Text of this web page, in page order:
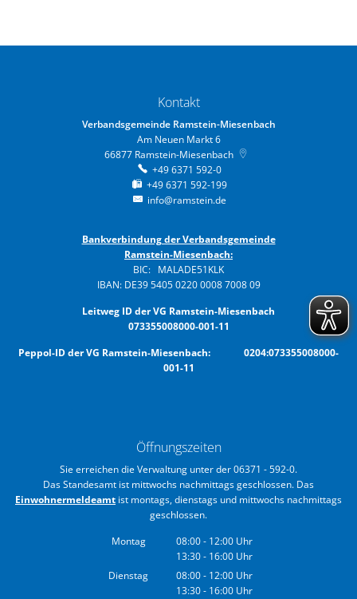
Kontakt
Verbandsgemeinde Ramstein-Miesenbach
Am Neuen Markt 6
66877 Ramstein-Miesenbach
+49 6371 592-0
+49 6371 592-199
info@ramstein.de
Bankverbindung der Verbandsgemeinde
Ramstein-Miesenbach:
BIC: MALADE51KLK
IBAN: DE39 5405 0220 0008 7008 09
Leitweg ID der VG Ramstein-Miesenbach
073355008000-001-11
Peppol-ID der VG Ramstein-Miesenbach: 0204:073355008000-
001-11
Öffnungszeiten
Sie erreichen die Verwaltung unter der 06371 - 592-0.
Das Standesamt ist mittwochs nachmittags geschlossen. Das
Einwohnermeldeamt ist montags, dienstags und mittwochs nachmittags
geschlossen.
Montag
08:00- 12:00 Uhr
Von 08:00 bis 12:00 Uhr
13:30- 16:00 Uhr
Von 13:30 bis 16:00 Uhr
Dienstag 08:00- 12:00 Uhr
Von 08:00 bis 12:00 Uhr
13:30- 16:00 Uhr